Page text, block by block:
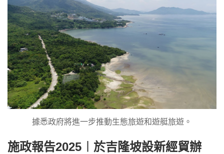
據悉政府將進一步推動生態旅遊和遊艇旅遊。
施政報告2025︱於吉隆坡設新經貿辦